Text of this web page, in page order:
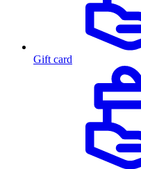
Gift card